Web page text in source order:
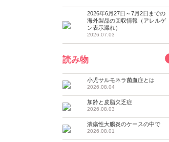
2026年6月27日～7月2日までの
海外製品の回収情報（アレルゲ
ン表示漏れ）
2026.07.03
読み物
小児サルモネラ菌血症とは
2026.08.04
加齢と皮脂欠乏症
2026.08.03
潰瘍性大腸炎のケースの中で
2026.08.01